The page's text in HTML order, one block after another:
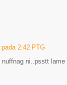
2:42 PTG
ni..psstt